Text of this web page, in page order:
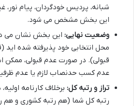
شبانه، پردیس خودگردان، پیام نور،
این بخش مشخص می شود.
وضعیت نهایی: این بخش نشان می
محل انتخابی خود پذیرفته شده اید
قبولی). در صورت عدم قبولی، ممکن
عدم کسب حدنصاب لازم یا عدم
تراز و رتبه کل: برخلاف کارنامه
رتبه کل شما (هم رتبه کشوری و هم